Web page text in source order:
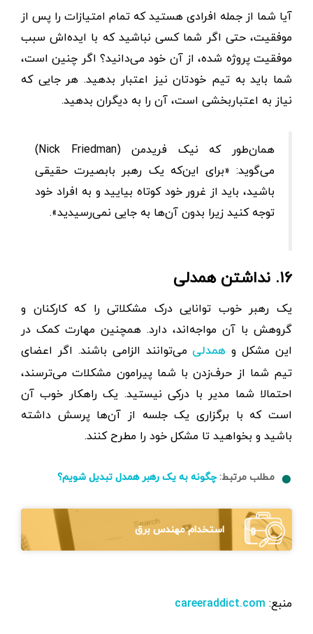
آیا شما از جمله افرادی هستید که تمام امتیازات را پس از
موفقیت، حتی اگر شما کسی نباشید که با ایده‌اش سبب
موفقیت پروژه شده، از آن خود می‌دانید؟ اگر چنین است،
شما باید به تیم خودتان نیز اعتبار بدهید. هر جایی که
نیاز به اعتباربخشی است، آن را به دیگران بدهید.
همان‌طور که نیک فریدمن (Nick Friedman)
می‌گوید: «برای این‌که یک رهبر بابصیرت حقیقی
باشید، باید از غرور خود کوتاه بیایید و به افراد خود
توجه کنید زیرا بدون آن‌ها به جایی نمی‌رسیدید».
۱۶. نداشتن همدلی
یک رهبر خوب توانایی درک مشکلاتی را که کارکنان و
گروهش با آن مواجه‌اند، دارد. همچنین مهارت کمک در
این مشکل و همدلی می‌توانند الزامی باشند. اگر اعضای
تیم شما از حرف‌زدن با شما پیرامون مشکلات می‌ترسند،
احتمالا شما مدیر با درکی نیستید. یک راهکار خوب آن
است که با برگزاری یک جلسه از آن‌ها پرسش داشته
باشید و بخواهید تا مشکل خود را مطرح کنند.
مطلب مرتبط:چگونه به یک رهبر همدل تبدیل شویم؟
استخدام مهندس برق
منبع:‌ careeraddict.com